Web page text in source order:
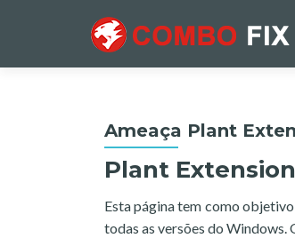
Ameaça Plant
Plant Extension
Esta página tem como
todas as versões do Windows.